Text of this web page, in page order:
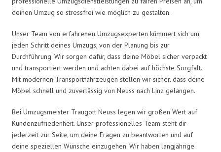
deinen Umzug so stressfrei wie möglich zu gestalten.
Unser Team von erfahrenen Umzugsexperten kümmert sich um
jeden Schritt deines Umzugs, von der Planung bis zur
Durchführung. Wir sorgen dafür, dass deine Möbel sicher verpackt
und transportiert werden und achten dabei auf höchste Sorgfalt.
Mit modernen Transportfahrzeugen stellen wir sicher, dass deine
Möbel schnell und zuverlässig von Neuss nach Linz gelangen.
Bei Umzugsmeister Traugott Neuss legen wir großen Wert auf
Kundenzufriedenheit. Unser professionelles Team steht dir
jederzeit zur Seite, um deine Fragen zu beantworten und auf
deine speziellen Wünsche einzugehen. Wir haben langjährige